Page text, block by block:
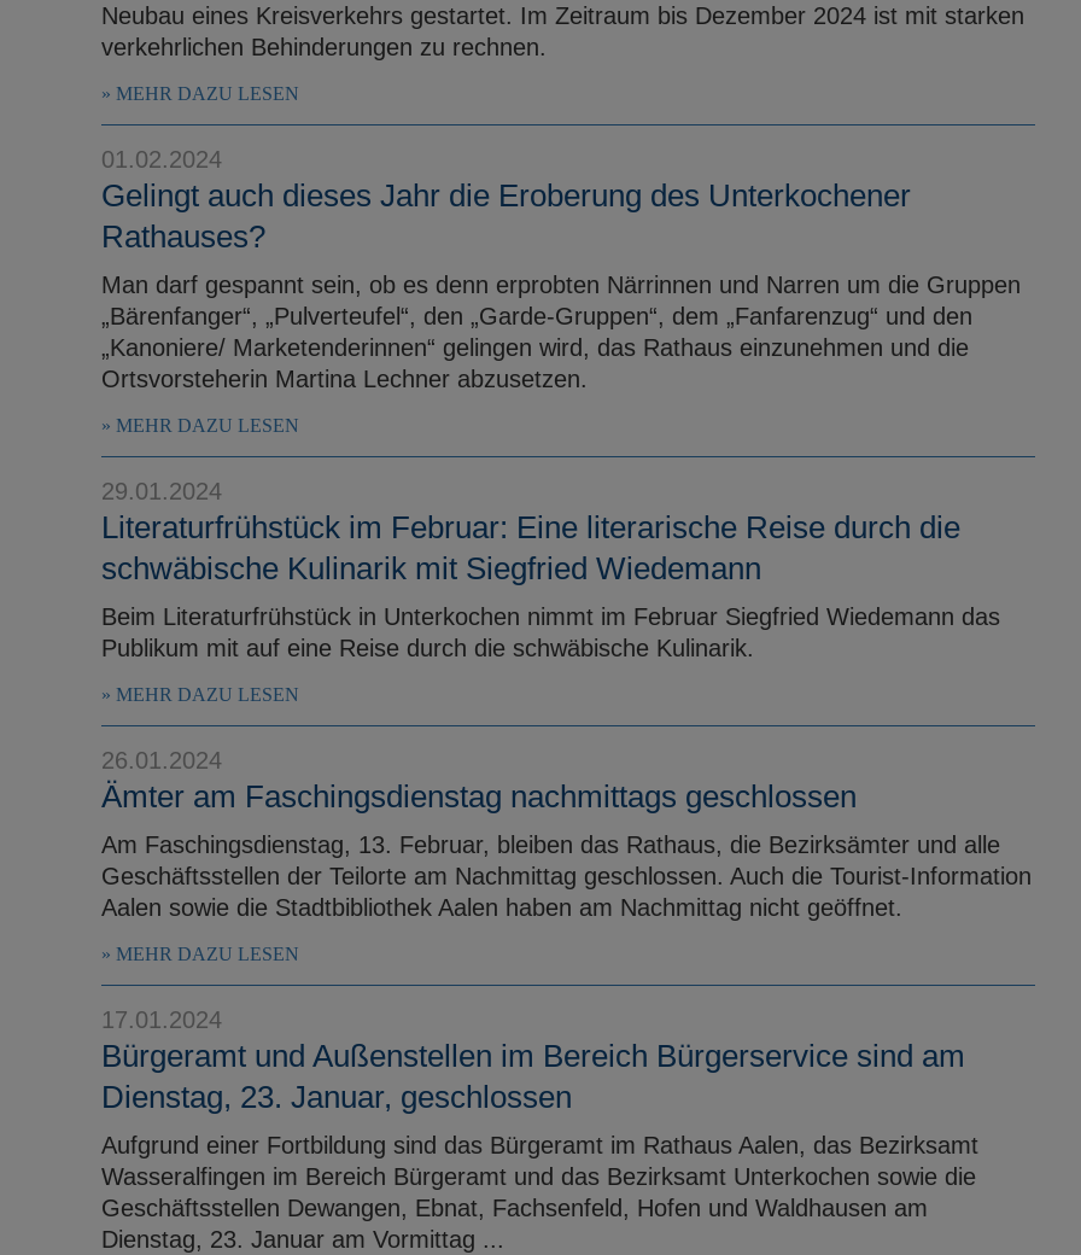
Neubau eines Kreisverkehrs gestartet. Im Zeitraum bis Dezember 2024 ist mit starken
verkehrlichen Behinderungen zu rechnen.
MEHR DAZU LESEN
01.02.2024
Gelingt auch dieses Jahr die Eroberung des Unterkochener
Rathauses?
Man darf gespannt sein, ob es denn erprobten Närrinnen und Narren um die Gruppen
„Bärenfanger“, „Pulverteufel“, den „Garde-Gruppen“, dem „Fanfarenzug“ und den
„Kanoniere/ Marketenderinnen“ gelingen wird, das Rathaus einzunehmen und die
Ortsvorsteherin Martina Lechner abzusetzen.
MEHR DAZU LESEN
29.01.2024
Literaturfrühstück im Februar: Eine literarische Reise durch die
schwäbische Kulinarik mit Siegfried Wiedemann
Beim Literaturfrühstück in Unterkochen nimmt im Februar Siegfried Wiedemann das
Publikum mit auf eine Reise durch die schwäbische Kulinarik.
MEHR DAZU LESEN
26.01.2024
Ämter am Faschingsdienstag nachmittags geschlossen
Am Faschingsdienstag, 13. Februar, bleiben das Rathaus, die Bezirksämter und alle
Geschäftsstellen der Teilorte am Nachmittag geschlossen. Auch die Tourist-Information
Aalen sowie die Stadtbibliothek Aalen haben am Nachmittag nicht geöffnet.
MEHR DAZU LESEN
17.01.2024
Bürgeramt und Außenstellen im Bereich Bürgerservice sind am
Dienstag, 23. Januar, geschlossen
Aufgrund einer Fortbildung sind das Bürgeramt im Rathaus Aalen, das Bezirksamt
Wasseralfingen im Bereich Bürgeramt und das Bezirksamt Unterkochen sowie die
Geschäftsstellen Dewangen, Ebnat, Fachsenfeld, Hofen und Waldhausen am
Dienstag, 23. Januar am Vormittag ...